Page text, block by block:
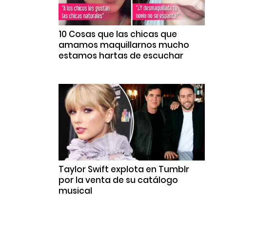
10 Cosas que las chicas que
amamos maquillarnos mucho
estamos hartas de escuchar
Taylor Swift explota en Tumblr
por la venta de su catálogo
musical